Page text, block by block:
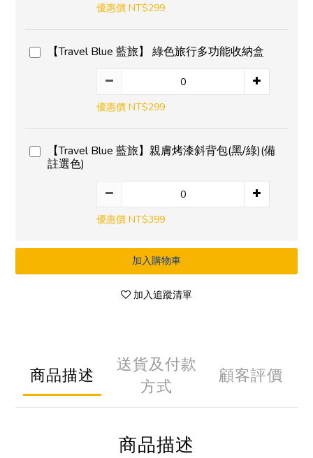
優惠價 NT$299
【Travel Blue 藍旅】 綠色旅行多功能收納盒
優惠價 NT$299
【Travel Blue 藍旅】親膚烤漆斜背包(黑/綠)(備
註選色)
優惠價 NT$399
加入購物車
加入追蹤清單
商品描述
送貨及付款
方式
顧客評價
商品描述